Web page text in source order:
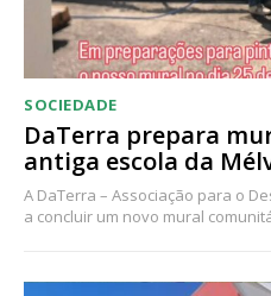
SOCIEDADE
DaTerra prepara
antiga escola da
A DaTerra – Associação para o
a concluir um novo mural